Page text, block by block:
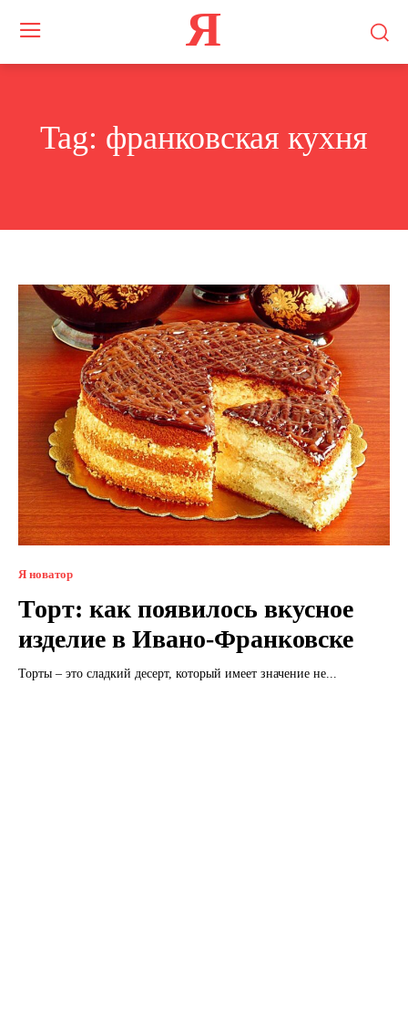
Я
Tag: франковская кухня
Я новатор
Торт: как появилось вкусное
изделие в Ивано-Франковске
Торты – это сладкий десерт, который имеет значение не...